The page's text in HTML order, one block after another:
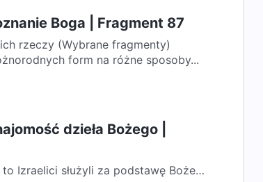
Boga | Fragment 87
rzeczy (Wybrane fragmenty)
form na różne sposoby...
dzieła Bożego |
Izraelici służyli za podstawę Bożego